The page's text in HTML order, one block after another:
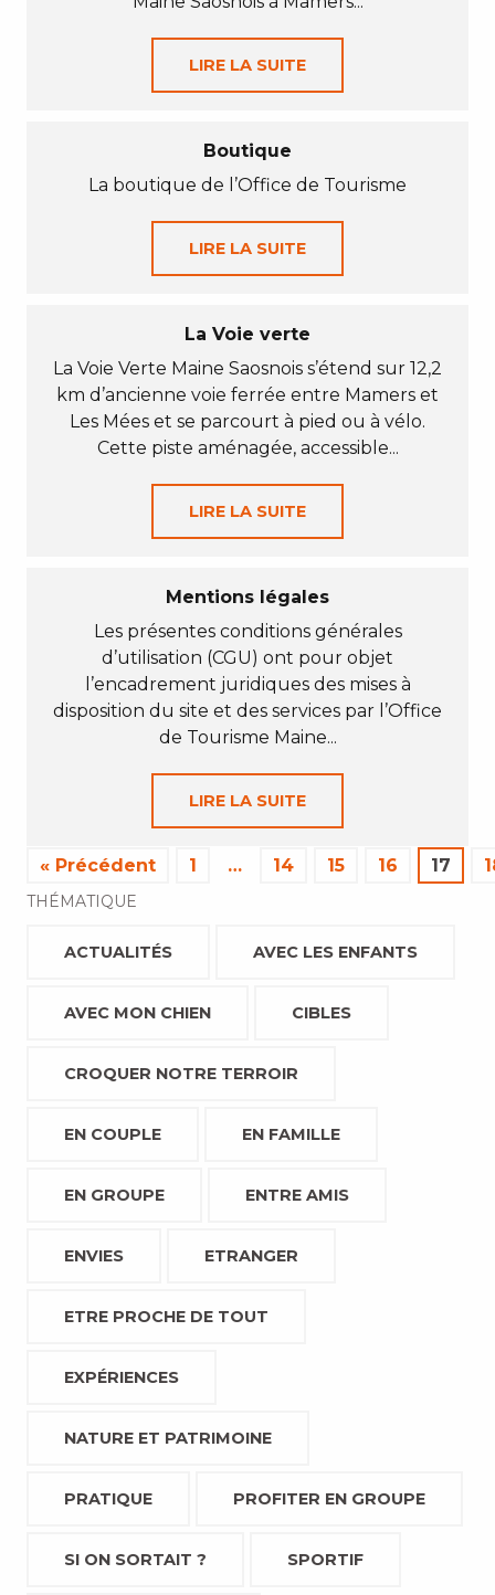
LIRE LA SUITE
Boutique
La boutique de l’Office de Tourisme
LIRE LA SUITE
La Voie verte
La Voie Verte Maine Saosnois s’étend sur 12,2
km d’ancienne voie ferrée entre Mamers et
Les Mées et se parcourt à pied ou à vélo.
Cette piste aménagée, accessible...
LIRE LA SUITE
Mentions légales
Les présentes conditions générales
d’utilisation (CGU) ont pour objet
l’encadrement juridiques des mises à
disposition du site et des services par l’Office
de Tourisme Maine...
LIRE LA SUITE
« Précédent 1 … 14 15 16 17
THÉMATIQUE
ACTUALITÉS AVEC LES ENFANTS
AVEC MON CHIEN CIBLES
CROQUER NOTRE TERROIR
EN COUPLE EN FAMILLE
EN GROUPE ENTRE AMIS
ENVIES ETRANGER
ETRE PROCHE DE TOUT
EXPÉRIENCES
NATURE ET PATRIMOINE
PRATIQUE PROFITER EN GROUPE
SI ON SORTAIT ? SPORTIF